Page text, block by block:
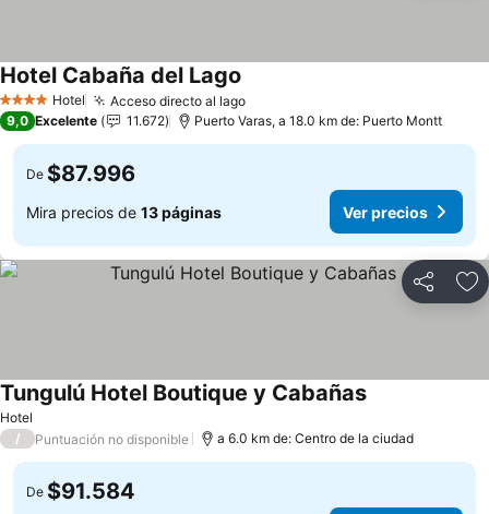
4 EstrellasHotel Acceso directo al lagoVer precios
Hotel Cabaña del Lago
9,0 Excelente 11.672 Puerto Varas, a 18.0 km de: Puerto Montt
De $87.996
Mira precios de 13 páginas Ver precios
Compartir
Hotel
Tungulú Hotel Boutique y CabañasVer precios
/ Puntuación no disponible a 6.0 km de: Centro de la ciudad
De $91.584